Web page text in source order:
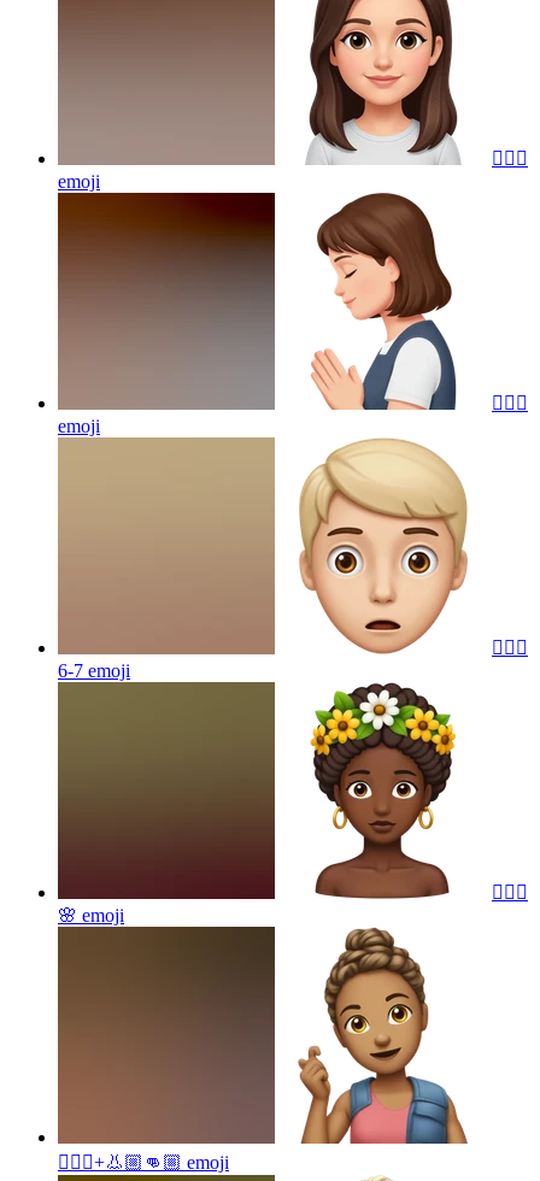
🙇🏼‍♀️
emoji
🙇🏼‍♀️
emoji
🤷🏼‍♀️
6-7 emoji
🧚🏿‍♀️
🌸 emoji
🙇🏼‍♀️+👃🏼👊🏼 emoji